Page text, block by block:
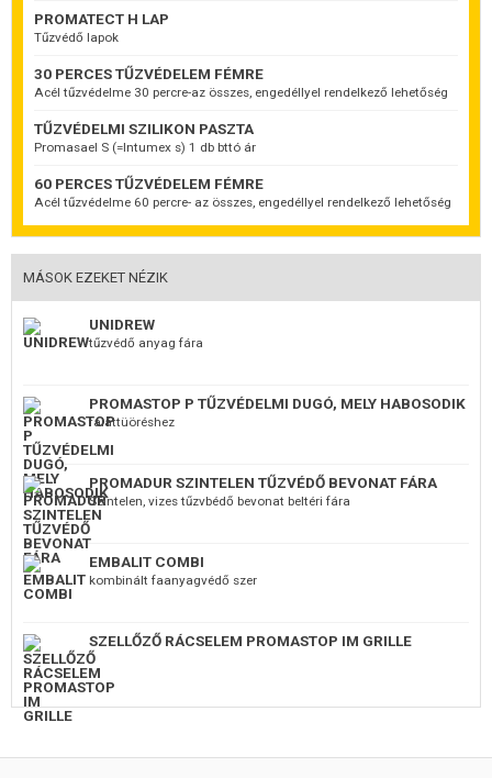
A termék leírása
Cementkötésű, szilikát anyagú tűzvédő építőlapok,
nedvességre érzéketlen, nagy méretű és önhordó lapok.
Alkalmazási területek
DIN 4102 szerinti tűzálló épületszerkezetek készítése
az építéstechnikai tűzvédelem céljából a magasépítés
Éghetőségi osztály
DIN 4102 szerinti "A1" nem éghető
PROMATECT H LAP
Tűzvédő lapok
30 PERCES TŰZVÉDELEM FÉMRE
Acél tűzvédelme 30 percre-az összes, engedéllyel rendelkező lehetőség
TŰZVÉDELMI SZILIKON PASZTA
Promasael S (=Intumex s) 1 db bttó ár
60 PERCES TŰZVÉDELEM FÉMRE
Acél tűzvédelme 60 percre- az összes, engedéllyel rendelkező lehetőség
MÁSOK EZEKET NÉZIK
UNIDREW
tűzvédő anyag fára
PROMASTOP P TŰZVÉDELMI DUGÓ, MELY HABOSODIK
faláttüöréshez
PROMADUR SZINTELEN TŰZVÉDŐ BEVONAT FÁRA
Szintelen, vizes tűzvbédő bevonat beltéri fára
EMBALIT COMBI
kombinált faanyagvédő szer
SZELLŐZŐ RÁCSELEM PROMASTOP IM GRILLE